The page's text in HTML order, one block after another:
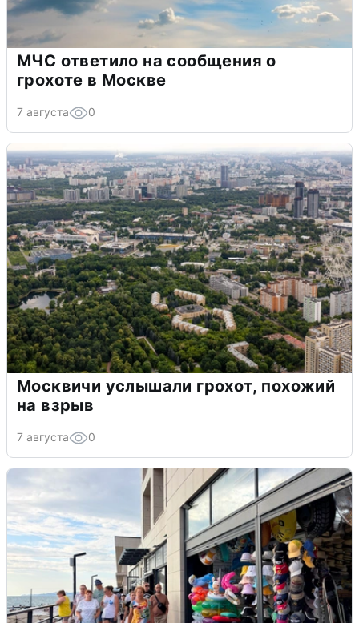
МЧС ответило на сообщения о
грохоте в Москве
7 августа 0
Москвичи услышали грохот, похожий
на взрыв
7 августа 0